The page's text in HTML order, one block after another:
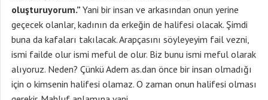
oluşturuyorum.” Yani bir insan ve arkasından onun yerine
geçecek olanlar, kadının da erkeğin de halifesi olacak. Şimdi
buna da kafaları takılacak. Arapçasını söyleyeyim fail vezni,
ismi failde olur ismi meful de olur. Biz bunu ismi meful olarak
alıyoruz. Neden? Çünkü Adem as.dan önce bir insan olmadığı
için o kimsenin halifesi olamaz. O zaman onun halifesi olması